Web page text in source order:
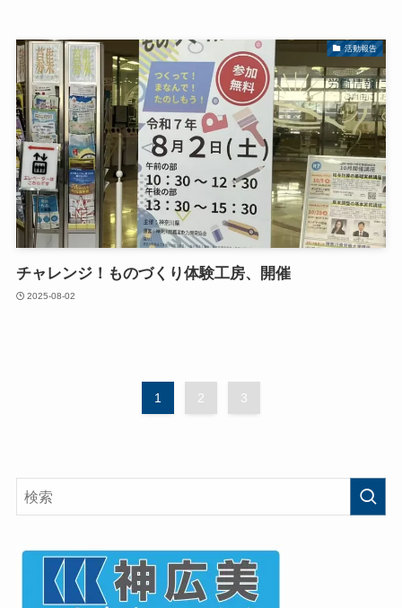
活動報告
チャレンジ！ものづくり体験工房、開催
2025-08-02
1 2 3